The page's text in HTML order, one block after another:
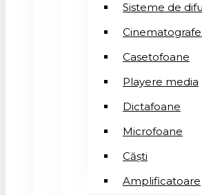
Sisteme de
Casetofoane
Playere media
Dictafoane
Microfoane
Căşti
Amplificatoare